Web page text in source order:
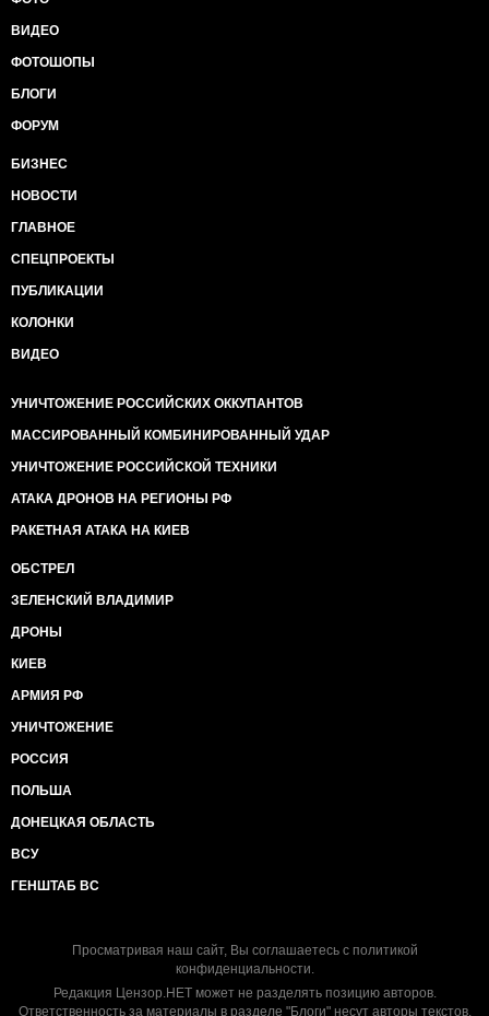
ВИДЕО
ФОТОШОПЫ
БЛОГИ
ФОРУМ
БИЗНЕС
НОВОСТИ
ГЛАВНОЕ
СПЕЦПРОЕКТЫ
ПУБЛИКАЦИИ
КОЛОНКИ
ВИДЕО
УНИЧТОЖЕНИЕ РОССИЙСКИХ ОККУПАНТОВ
МАССИРОВАННЫЙ КОМБИНИРОВАННЫЙ УДАР
УНИЧТОЖЕНИЕ РОССИЙСКОЙ ТЕХНИКИ
АТАКА ДРОНОВ НА РЕГИОНЫ РФ
РАКЕТНАЯ АТАКА НА КИЕВ
ОБСТРЕЛ
ЗЕЛЕНСКИЙ ВЛАДИМИР
ДРОНЫ
КИЕВ
АРМИЯ РФ
УНИЧТОЖЕНИЕ
РОССИЯ
ПОЛЬША
ДОНЕЦКАЯ ОБЛАСТЬ
ВСУ
ГЕНШТАБ ВС
Просматривая наш сайт, Вы соглашаетесь с политикой
конфиденциальности.
Редакция Цензор.НЕТ может не разделять позицию авторов.
Ответственность за материалы в разделе "Блоги" несут авторы текстов.